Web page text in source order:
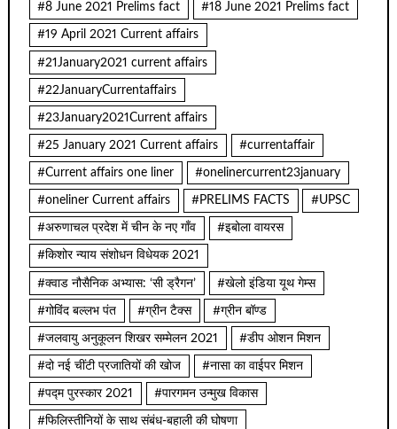
#8 June 2021 Prelims fact #18 June 2021 Prelims fact
#19 April 2021 Current affairs
#21January2021 current affairs
#22JanuaryCurrentaffairs
#23January2021Current affairs
#25 January 2021 Current affairs #currentaffair
#Current affairs one liner #onelinercurrent23january
#oneliner Current affairs #PRELIMS FACTS #UPSC
#अरुणाचल प्रदेश में चीन के नए गाँव #इबोला वायरस
#किशोर न्याय संशोधन विधेयक 2021
#क्वाड नौसैनिक अभ्यास: ‘सी ड्रैगन’ #खेलो इंडिया यूथ गेम्स
#गोविंद बल्लभ पंत #ग्रीन टैक्स #ग्रीन बॉण्ड
#जलवायु अनुकूलन शिखर सम्मेलन 2021 #डीप ओशन मिशन
#दो नई चींटी प्रजातियों की खोज #नासा का वाईपर मिशन
#पद्म पुरस्कार 2021 #पारगमन उन्मुख विकास
#फिलिस्तीनियों के साथ संबंध-बहाली की घोषणा